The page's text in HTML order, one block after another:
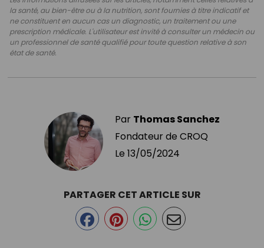
la santé, au bien-être ou à la nutrition, sont fournies à titre indicatif et
ne constituent en aucun cas un diagnostic, un traitement ou une
prescription médicale. L'utilisateur est invité à consulter un médecin ou
un professionnel de santé qualifié pour toute question relative à son
état de santé.
Par Thomas Sanchez
Fondateur de CROQ
Le 13/05/2024
PARTAGER CET ARTICLE SUR